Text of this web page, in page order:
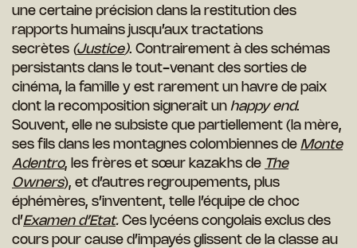
une certaine précision dans la restitution des
rapports humains jusqu’aux tractations
secrètes (Justice). Contrairement à des schémas
persistants dans le tout-venant des sorties de
cinéma, la famille y est rarement un havre de paix
dont la recomposition signerait un happy end.
Souvent, elle ne subsiste que partiellement (la mère,
ses fils dans les montagnes colombiennes de Monte
Adentro, les frères et sœur kazakhs de The
Owners), et d’autres regroupements, plus
éphémères, s’inventent, telle l’équipe de choc
d’Examen d’Etat. Ces lycéens congolais exclus des
cours pour cause d’impayés glissent de la classe au